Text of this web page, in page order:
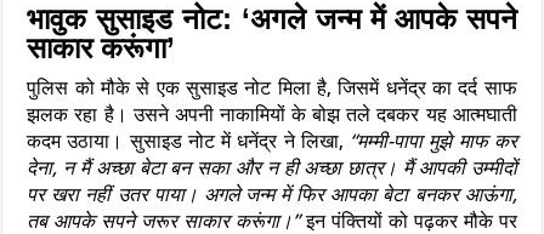
भावुक सुसाइड नोट: ‘अगले जन्म में आपके सपने
साकार करूंगा’
पुलिस को मौके से एक सुसाइड नोट मिला है, जिसमें धनेंद्र का दर्द साफ
झलक रहा है। उसने अपनी नाकामियों के बोझ तले दबकर यह आत्मघाती
कदम उठाया। सुसाइड नोट में धनेंद्र ने लिखा, “मम्मी-पापा मुझे माफ कर
देना, न मैं अच्छा बेटा बन सका और न ही अच्छा छात्र। मैं आपकी उम्मीदों
पर खरा नहीं उतर पाया। अगले जन्म में फिर आपका बेटा बनकर आऊंगा,
तब आपके सपने जरूर साकार करूंगा।”इन पंक्तियों को पढ़कर मौके पर